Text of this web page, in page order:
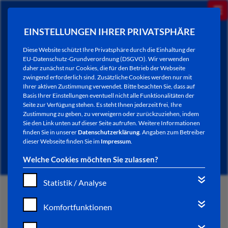
EINSTELLUNGEN IHRER PRIVATSPHÄRE
Diese Website schützt Ihre Privatsphäre durch die Einhaltung der
EU-Datenschutz-Grundverordnung (DSGVO). Wir verwenden
daher zunächst nur Cookies, die für den Betrieb der Webseite
zwingend erforderlich sind. Zusätzliche Cookies werden nur mit
Ihrer aktiven Zustimmung verwendet. Bitte beachten Sie, dass auf
Basis Ihrer Einstellungen eventuell nicht alle Funktionalitäten der
Seite zur Verfügung stehen. Es steht Ihnen jederzeit frei, Ihre
Zustimmung zu geben, zu verweigern oder zurückzuziehen, indem
Sie den Link unten auf dieser Seite aufrufen. Weitere Informationen
finden Sie in unsererDatenschutzerklärung. Angaben zum Betreiber
dieser Webseite finden Sie im Impressum.
Welche Cookies möchten Sie zulassen?
Statistik / Analyse
Komfortfunktionen
NEWSLETTER / CITY LETTER
START